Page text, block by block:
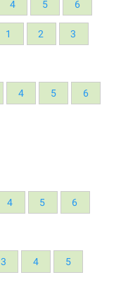
4 5 6
1 2 3
4 5 6
4 5 6
3 4 5